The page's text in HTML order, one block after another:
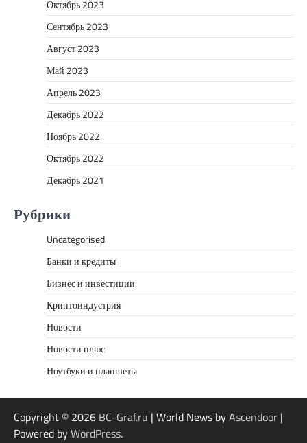
Октябрь 2023
Сентябрь 2023
Август 2023
Май 2023
Апрель 2023
Декабрь 2022
Ноябрь 2022
Октябрь 2022
Декабрь 2021
Рубрики
Uncategorised
Банки и кредиты
Бизнес и инвестиции
Криптоиндустрия
Новости
Новости плюс
Ноутбуки и планшеты
Copyright © 2026 BC-Graf.ru | World News byAscendoor |
Powered byWordPress.